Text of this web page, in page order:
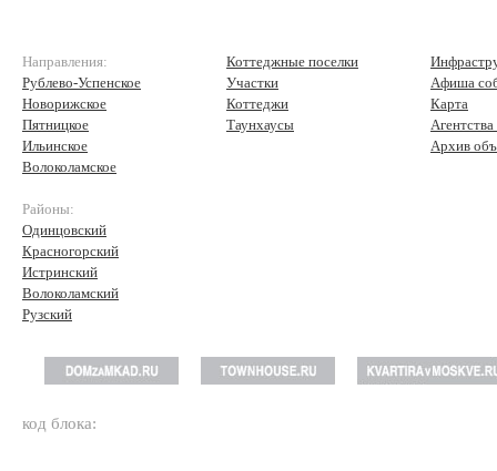
Направления:
Рублево-Успенское
Новорижское
Пятницкое
Ильинское
Волоколамское
Районы:
Одинцовский
Красногорский
Истринский
Волоколамский
Рузский
Коттеджные поселки
Участки
Коттеджи
Таунхаусы
Афиша
Карта
Архив
код блока: